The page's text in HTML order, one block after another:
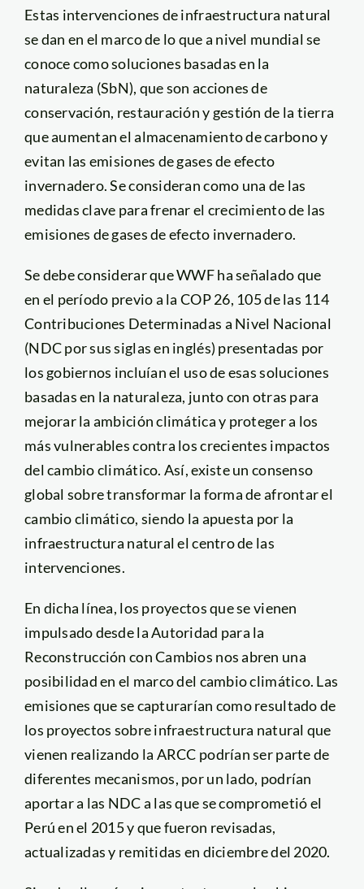
Estas intervenciones de infraestructura natural
se dan en el marco de lo que a nivel mundial se
conoce como soluciones basadas en la
naturaleza (SbN), que son acciones de
conservación, restauración y gestión de la tierra
que aumentan el almacenamiento de carbono y
evitan las emisiones de gases de efecto
invernadero. Se consideran como una de las
medidas clave para frenar el crecimiento de las
emisiones de gases de efecto invernadero.
Se debe considerar que WWF ha señalado que
en el período previo a la COP 26, 105 de las 114
Contribuciones Determinadas a Nivel Nacional
(NDC por sus siglas en inglés) presentadas por
los gobiernos incluían el uso de esas soluciones
basadas en la naturaleza, junto con otras para
mejorar la ambición climática y proteger a los
más vulnerables contra los crecientes impactos
del cambio climático. Así, existe un consenso
global sobre transformar la forma de afrontar el
cambio climático, siendo la apuesta por la
infraestructura natural el centro de las
intervenciones.
En dicha línea, los proyectos que se vienen
impulsado desde la Autoridad para la
Reconstrucción con Cambios nos abren una
posibilidad en el marco del cambio climático. Las
emisiones que se capturarían como resultado de
los proyectos sobre infraestructura natural que
vienen realizando la ARCC podrían ser parte de
diferentes mecanismos, por un lado, podrían
aportar a las NDC a las que se comprometió el
Perú en el 2015 y que fueron revisadas,
actualizadas y remitidas en diciembre del 2020.